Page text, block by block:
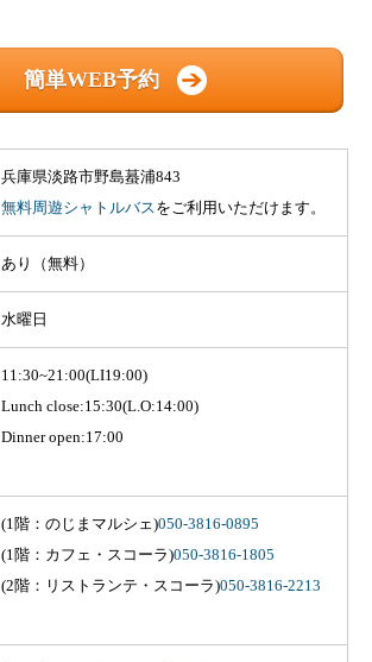
簡単WEB予約
兵庫県淡路市野島蟇浦843
無料周遊シャトルバスをご利用いただけます。
あり（無料）
水曜日
11:30~21:00(LI19:00)
Lunch close:15:30(L.O:14:00)
Dinner open:17:00
(1階：のじまマルシェ)050-3816-0895
(1階：カフェ・スコーラ)050-3816-1805
(2階：リストランテ・スコーラ)050-3816-2213